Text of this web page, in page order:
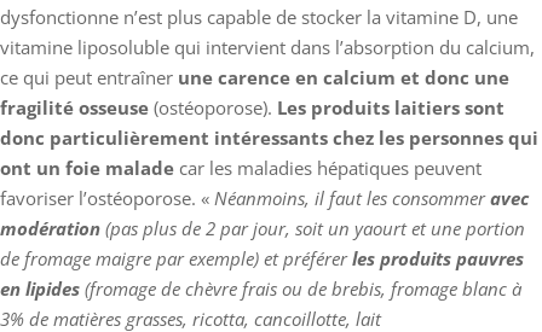
dysfonctionne n’est plus capable de stocker la vitamine D, une
vitamine liposoluble qui intervient dans l’absorption du calcium,
ce qui peut entraîner une carence en calcium et donc une
fragilité osseuse (ostéoporose). Les produits laitiers sont
donc particulièrement intéressants chez les personnes qui
ont un foie malade car les maladies hépatiques peuvent
favoriser l’ostéoporose. « Néanmoins, il faut les consommeravec
modération (pas plus de 2 par jour, soit un yaourt et une portion
de fromage maigre par exemple) et préférerles produits pauvres
en lipides (fromage de chèvre frais ou de brebis, fromage blanc à
3% de matières grasses, ricotta, cancoillotte, lait